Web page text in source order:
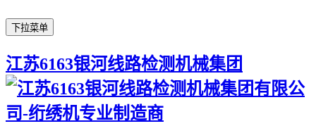
下拉菜单
江苏6163银河线路检测机械集团